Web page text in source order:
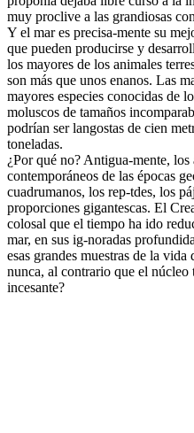
muy proclive a las grandiosas
Y el mar es precisa-mente su
que pueden producirse y
los mayores de los animales
son más que unos enanos. Las
mayores especies conocidas de
moluscos de tamaños
podrían ser langostas de cien
toneladas.
¿Por qué no? Antigua-mente, los
contemporáneos de las épocas
cuadrumanos, los rep-tdes, los
proporciones gigantescas. El
colosal que el tiempo ha ido
mar, en sus ig-noradas
esas grandes muestras de la
nunca, al contrario que el núcleo
incesante?